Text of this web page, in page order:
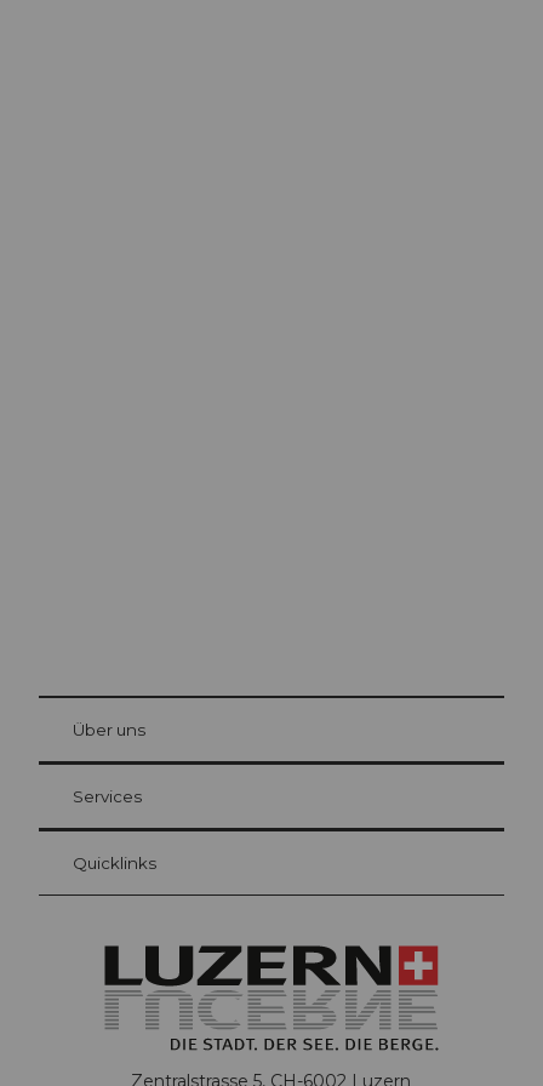
Gästekarte Luzern
Ihre Vorteile als Übernachtungsgast
at Bre
Über uns
Services
Quicklinks